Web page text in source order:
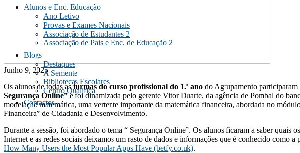
Alunos e Enc. Educação
Ano Letivo
Provas e Exames Nacionais
Associação de Estudantes 2
Associação de Pais e Enc. de Educação 2
Blogs
Destaques
A Semente
Bibliotecas Escolares
Centro Qualifica
Contactos
Junho 9, 2025
Os alunos de todas asturmas do curso profissional do 1.º ano do Agrupamento participaram
Segurança Online”e foi dinamizada pelo gerente Vitor Duarte, da agência de Pombal do
modelação matemática, uma vertente importante da matemática financeira, abordada no
Financeira” de Cidadania e Desenvolvimento.
Durante a sessão, foi abordado o tema “ Segurança Online”. Os alunos ficaram a saber
Internet e as redes sociais deixamos um rasto de dados e informações que é conhecido como
How Many Users the Most Popular Apps Have (betfy.co.uk).